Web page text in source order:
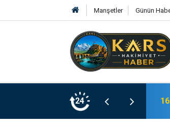
Manşetler Günün
24
Üye Projesi" müjdesi